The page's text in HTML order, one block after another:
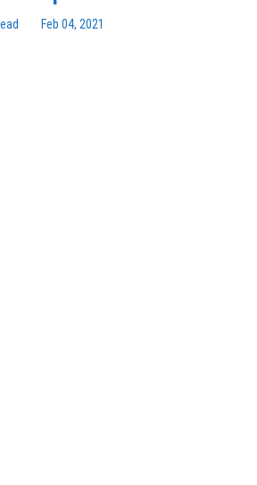
Feb 04, 2021